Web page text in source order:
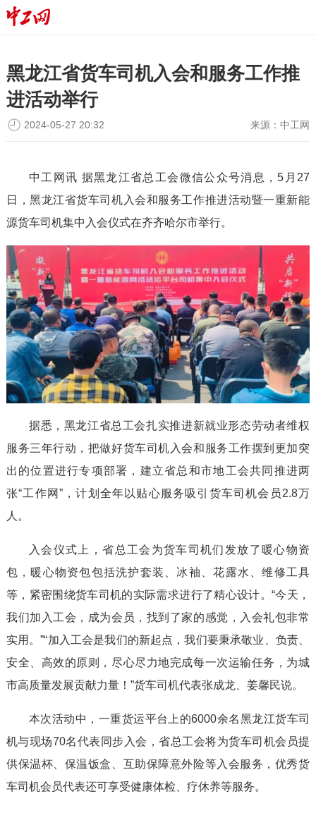
黑龙江省货车司机入会和服务工作推
进活动举行
来源：中工网
2024-05-27 20:32
中工网讯 据黑龙江省总工会微信公众号消息，5月27
日，黑龙江省货车司机入会和服务工作推进活动暨一重新能
源货车司机集中入会仪式在齐齐哈尔市举行。
据悉，黑龙江省总工会扎实推进新就业形态劳动者维权
服务三年行动，把做好货车司机入会和服务工作摆到更加突
出的位置进行专项部署，建立省总和市地工会共同推进两
张“工作网”，计划全年以贴心服务吸引货车司机会员2.8万
人。
入会仪式上，省总工会为货车司机们发放了暖心物资
包，暖心物资包包括洗护套装、冰袖、花露水、维修工具
等，紧密围绕货车司机的实际需求进行了精心设计。“今天，
我们加入工会，成为会员，找到了家的感觉，入会礼包非常
实用。”“加入工会是我们的新起点，我们要秉承敬业、负责、
安全、高效的原则，尽心尽力地完成每一次运输任务，为城
市高质量发展贡献力量！”货车司机代表张成龙、姜馨民说。
本次活动中，一重货运平台上的6000余名黑龙江货车司
机与现场70名代表同步入会，省总工会将为货车司机会员提
供保温杯、保温饭盒、互助保障意外险等入会服务，优秀货
车司机会员代表还可享受健康体检、疗休养等服务。